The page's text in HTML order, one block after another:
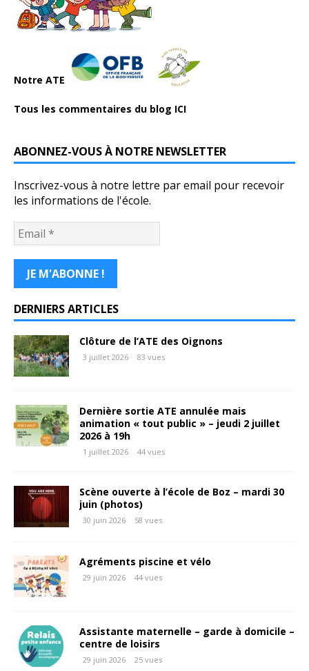
Notre ATE
Tous les commentaires du blog ICI
ABONNEZ-VOUS À NOTRE NEWSLETTER
Inscrivez-vous à notre lettre par email pour recevoir
les informations de l'école.
DERNIERS ARTICLES
Clôture de l’ATE des Oignons
3 juillet 2026 83 vues
Dernière sortie ATE annulée mais
animation « tout public » – jeudi 2 juillet
2026 à 19h
1 juillet 2026 44 vues
Scène ouverte à l’école de Boz – mardi 30
juin (photos)
30 juin 2026 58 vues
Agréments piscine et vélo
29 juin 2026 44 vues
Assistante maternelle – garde à domicile –
centre de loisirs
29 juin 2026 25 vues